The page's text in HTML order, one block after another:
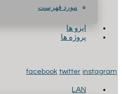
مورد فهرست
ایزو ها
پروژه ها
facebook twitter instagram
LAN